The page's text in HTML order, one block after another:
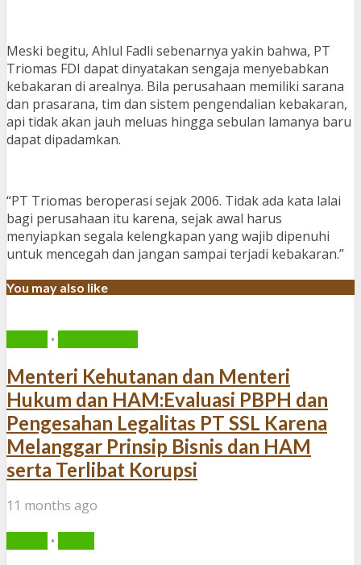
Meski begitu, Ahlul Fadli sebenarnya yakin bahwa, PT
Triomas FDI dapat dinyatakan sengaja menyebabkan
kebakaran di arealnya. Bila perusahaan memiliki sarana
dan prasarana, tim dan sistem pengendalian kebakaran,
api tidak akan jauh meluas hingga sebulan lamanya baru
dapat dipadamkan.
“PT Triomas beroperasi sejak 2006. Tidak ada kata lalai
bagi perusahaan itu karena, sejak awal harus
menyiapkan segala kelengkapan yang wajib dipenuhi
untuk mencegah dan jangan sampai terjadi kebakaran.”
You may also like
•
Menteri Kehutanan dan Menteri
Hukum dan HAM:Evaluasi PBPH dan
Pengesahan Legalitas PT SSL Karena
Melanggar Prinsip Bisnis dan HAM
serta Terlibat Korupsi
11 months ago
•